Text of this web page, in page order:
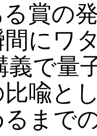
の発
にワ
義で量
喩と
まで